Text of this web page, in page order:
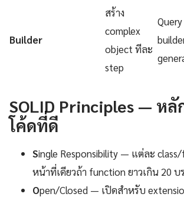
Builder
สร้าง
complex
object ทีละ
step
SOLID Principles — หลั
โค้ดที่ดี
Single Responsibility — แต่ละ
หน้าที่เดียวถ้า function ยาวเกิน 20
Open/Closed — เปิดสำหรับ